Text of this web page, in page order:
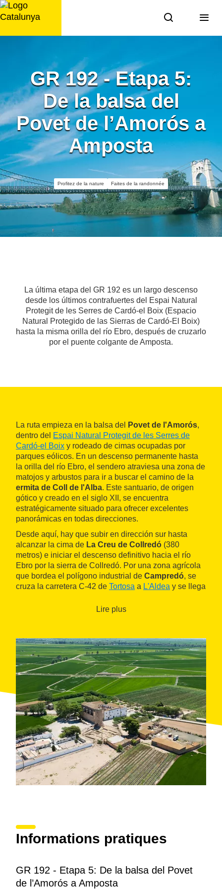
Aller
au
GR 192 - Etapa 5:
De la balsa del
Povet de l’Amorós a
Amposta
Profitez de la nature Faites de la randonnée
La última etapa del GR 192 es un largo descenso
desde los últimos contrafuertes del Espai Natural
Protegit de les Serres de Cardó-el Boix (Espacio
Natural Protegido de las Sierras de Cardó-El Boix)
hasta la misma orilla del río Ebro, después de cruzarlo
por el puente colgante de Amposta.
La ruta empieza en la balsa del Povet de l'Amorós,
dentro del Espai Natural Protegit de les Serres de
Cardó-el Boix y rodeado de cimas ocupadas por
parques eólicos. En un descenso permanente hasta
la orilla del río Ebro, el sendero atraviesa una zona de
matojos y arbustos para ir a buscar el camino de la
ermita de Coll de l'Alba. Este santuario, de origen
gótico y creado en el siglo XII, se encuentra
estratégicamente situado para ofrecer excelentes
panorámicas en todas direcciones.
Desde aquí, hay que subir en dirección sur hasta
alcanzar la cima de La Creu de Collredó (380
metros) e iniciar el descenso definitivo hacia el río
Ebro por la sierra de Collredó. Por una zona agrícola
que bordea el polígono industrial de Campredó, se
cruza la carretera C-42 de Tortosa a L'Aldea y se llega
para pasar juntos al otro lado del canal y
7, hay que cruzar el río por el emblemáticopuente
colgantey llegar al final de la etapa enAmposta.
Lire plus
Informations pratiques
GR 192 - Etapa 5: De la balsa del Povet
de l’Amorós a Amposta